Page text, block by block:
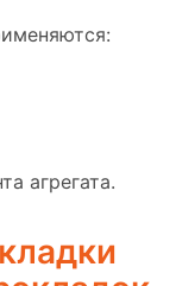
агрегата.